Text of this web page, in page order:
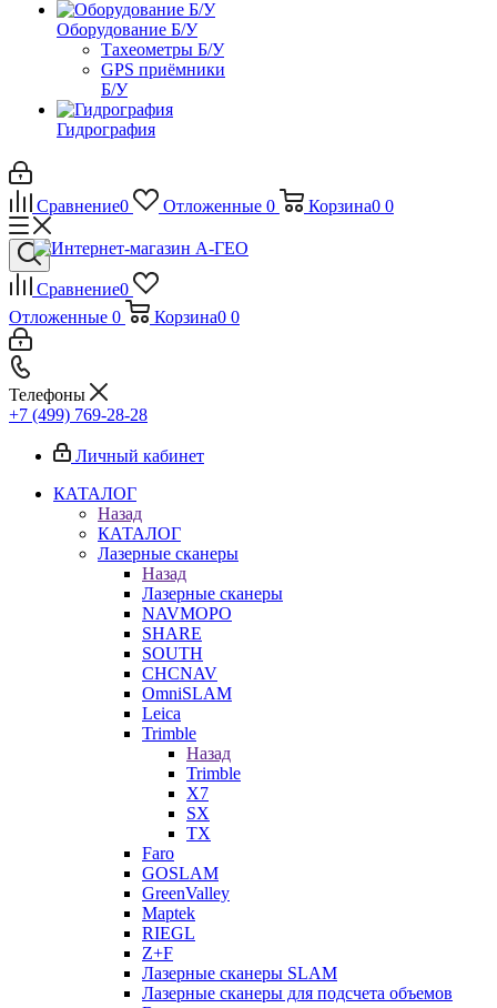
Оборудование Б/У
Тахеометры Б/У
GPS приёмники
Б/У
Гидрография
Сравнение0 Отложенные 0 Корзина0 0
Сравнение0
Отложенные 0 Корзина0 0
Телефоны
+7 (499) 769-28-28
Личный кабинет
КАТАЛОГ
Назад
КАТАЛОГ
Лазерные сканеры
Назад
Лазерные сканеры
NAVMOPO
SHARE
SOUTH
CHCNAV
OmniSLAM
Leica
Trimble
Назад
Trimble
X7
SX
TX
Faro
GOSLAM
GreenValley
Maptek
RIEGL
Z+F
Лазерные сканеры SLAM
Лазерные сканеры для подсчета объемов